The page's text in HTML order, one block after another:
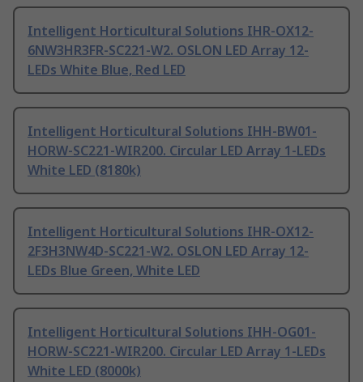
Intelligent Horticultural Solutions IHR-OX12-
6NW3HR3FR-SC221-W2. OSLON LED Array 12-
LEDs White Blue, Red LED
Intelligent Horticultural Solutions IHH-BW01-
HORW-SC221-WIR200. Circular LED Array 1-LEDs
White LED (8180k)
Intelligent Horticultural Solutions IHR-OX12-
2F3H3NW4D-SC221-W2. OSLON LED Array 12-
LEDs Blue Green, White LED
Intelligent Horticultural Solutions IHH-OG01-
HORW-SC221-WIR200. Circular LED Array 1-LEDs
White LED (8000k)